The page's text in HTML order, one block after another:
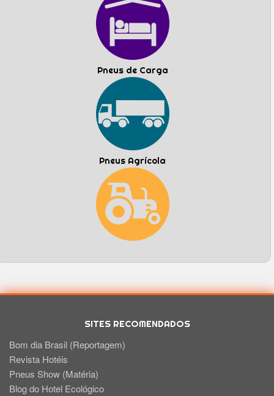
Pneus de Carga
Pneus Agrícola
SITES RECOMENDADOS
Bom dia Brasil (Reportagem)
Revista Hotéis
Pneus Show (Matéria)
Blog do Hotel Ecológico